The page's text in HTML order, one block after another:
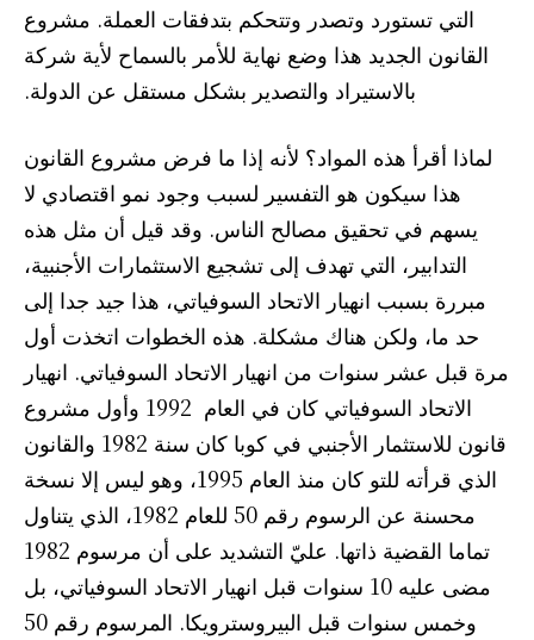
التي تستورد وتصدر وتتحكم بتدفقات العملة. مشروع
القانون الجديد هذا وضع نهاية للأمر بالسماح لأية شركة
بالاستيراد والتصدير بشكل مستقل عن الدولة.
لماذا أقرأ هذه المواد؟ لأنه إذا ما فرض مشروع القانون
هذا سيكون هو التفسير لسبب وجود نمو اقتصادي لا
يسهم في تحقيق مصالح الناس. وقد قيل أن مثل هذه
التدابير، التي تهدف إلى تشجيع الاستثمارات الأجنبية،
مبررة بسبب انهيار الاتحاد السوفياتي، هذا جيد جدا إلى
حد ما، ولكن هناك مشكلة. هذه الخطوات اتخذت أول
مرة قبل عشر سنوات من انهيار الاتحاد السوفياتي. انهيار
الاتحاد السوفياتي كان في العام 1992 وأول مشروع
قانون للاستثمار الأجنبي في كوبا كان سنة 1982 والقانون
الذي قرأته للتو كان منذ العام 1995، وهو ليس إلا نسخة
محسنة عن الرسوم رقم 50 للعام 1982، الذي يتناول
تماما القضية ذاتها. عليّ التشديد على أن مرسوم 1982
مضى عليه 10 سنوات قبل انهيار الاتحاد السوفياتي، بل
وخمس سنوات قبل البيروسترويكا. المرسوم رقم 50